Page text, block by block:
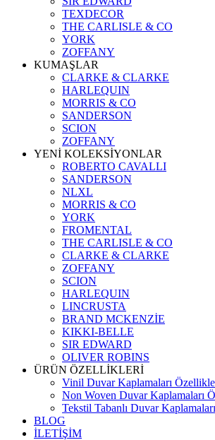
TEXDECOR
THE CARLISLE & CO
YORK
ZOFFANY
KUMAŞLAR
CLARKE & CLARKE
HARLEQUIN
MORRIS & CO
SANDERSON
SCION
ZOFFANY
YENİ KOLEKSİYONLAR
ROBERTO CAVALLI
SANDERSON
NLXL
MORRIS & CO
YORK
FROMENTAL
THE CARLISLE & CO
CLARKE & CLARKE
ZOFFANY
SCION
HARLEQUIN
LINCRUSTA
BRAND MCKENZİE
KIKKI-BELLE
SIR EDWARD
OLIVER ROBINS
ÜRÜN ÖZELLİKLERİ
Vinil Duvar Kaplamaları
Non Woven Duvar Kaplamaları
Tekstil Tabanlı Duvar
BLOG
İLETİŞİM